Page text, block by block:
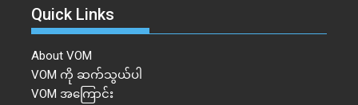
Quick Links
About VOM
VOM ကို ဆက်သွယ်ပါ
VOM အကြောင်း